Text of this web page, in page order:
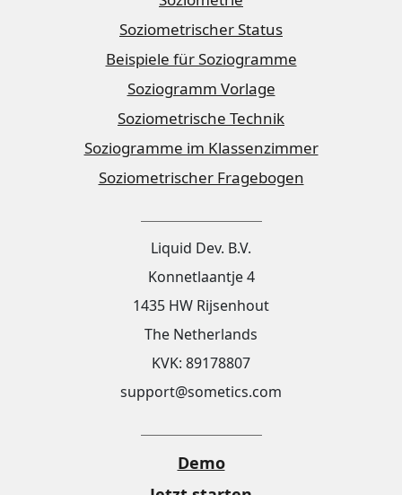
Soziometrischer Status
Beispiele für Soziogramme
Soziogramm Vorlage
Soziometrische Technik
Soziogramme im Klassenzimmer
Soziometrischer Fragebogen
Liquid Dev. B.V.
Konnetlaantje 4
1435 HW Rijsenhout
The Netherlands
KVK: 89178807
support@sometics.com
Demo